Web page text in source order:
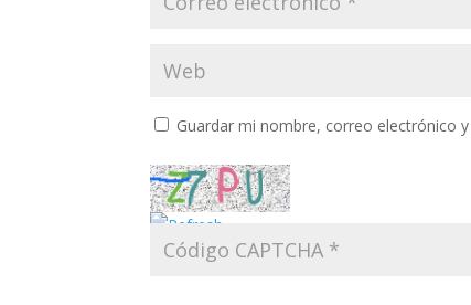
Guardar mi nombre, correo electrónico